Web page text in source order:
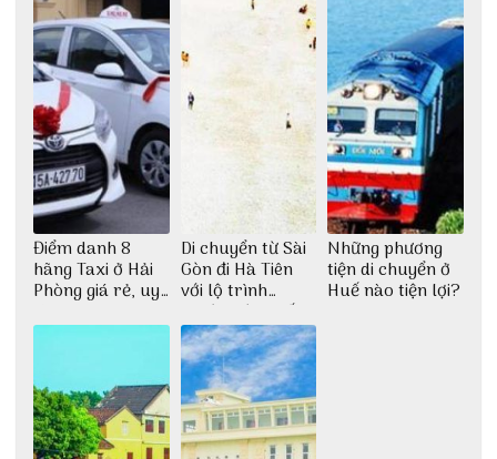
Điểm danh 8
hãng Taxi ở Hải
Phòng giá rẻ, uy
Di chuyển từ Sài
Gòn đi Hà Tiên
với lộ trình
thuận tiện nhất
Những phương
tiện di chuyển ở
Huế nào tiện lợi?